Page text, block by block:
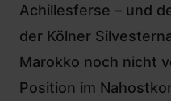
Achillesferse – und
der Kölner
Marokko noch nicht
Position im